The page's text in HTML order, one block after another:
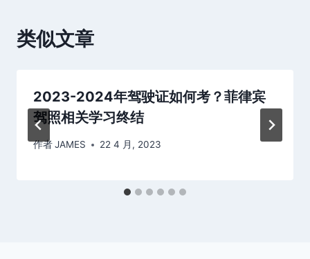
类似文章
2023-2024年驾驶证如何考？菲律宾
驾照相关学习终结
作者JAMES 22 4 月, 2023